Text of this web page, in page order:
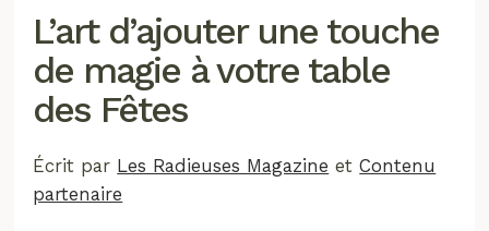
L’art d’ajouter une touche
de magie à votre table
des Fêtes
Écrit par Les Radieuses Magazine etContenu
partenaire